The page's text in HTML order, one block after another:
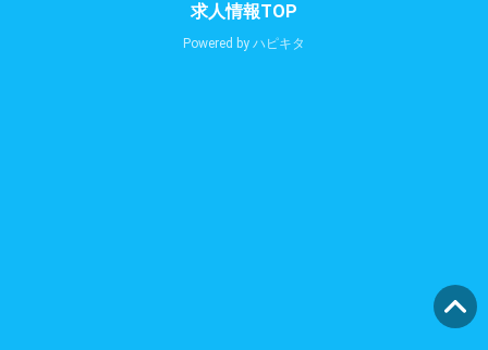
求人情報TOP
Powered by ハピキタ